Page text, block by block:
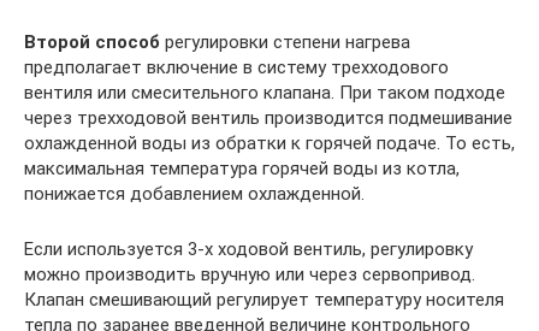
Второй способ регулировки степени нагрева
предполагает включение в систему трехходового
вентиля или смесительного клапана. При таком подходе
через трехходовой вентиль производится подмешивание
охлажденной воды из обратки к горячей подаче. То есть,
максимальная температура горячей воды из котла,
понижается добавлением охлажденной.
Если используется 3-х ходовой вентиль, регулировку
можно производить вручную или через сервопривод.
Клапан смешивающий регулирует температуру носителя
тепла по заранее введенной величине контрольного